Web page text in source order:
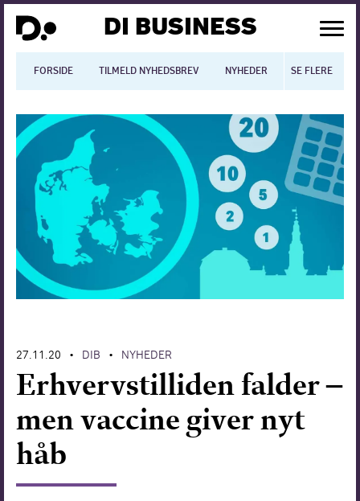
DI BUSINESS
FORSIDE TILMELD NYHEDSBREV NYHEDER BLOGS
SE FLERE
Dansk økonomi
Digitalisering
International økonomi
Arbejdsmiljø
Arbejdsmarkedet
Europapolitik
Forskning
27.11.20 • DIB • NYHEDER
Erhvervstilliden falder –
men vaccine giver nyt
håb